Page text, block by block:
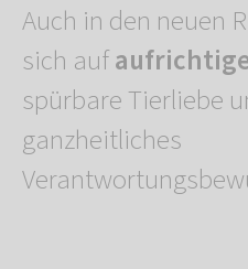
Auch in den neuen
sich auf
spürbare Tierliebe
ganzheitliches